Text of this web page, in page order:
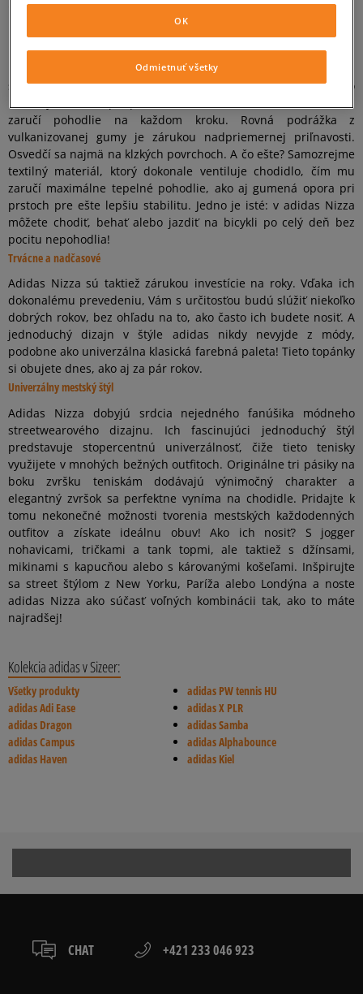
100 % pohodlie
Už dávno vieme, že najpohodlnejšie topánky na nosenie na
bežný deň sú dobre vyprofilované tenisky. Avšak model adidas
Nizza prekračuje aj naše najsmelšie očakávania! Silueta
stvorená s myšlienkou o dlhých prechádzkach a potulkách po
zaručí pohodlie na každom kroku. Rovná podrážka z
vulkanizovanej gumy je zárukou nadpriemernej priľnavosti.
Osvedčí sa najmä na klzkých povrchoch. A čo ešte? Samozrejme
textilný materiál, ktorý dokonale ventiluje chodidlo, čím mu
zaručí maximálne tepelné pohodlie, ako aj gumená opora pri
prstoch pre ešte lepšiu stabilitu. Jedno je isté: v adidas Nizza
môžete chodiť, behať alebo jazdiť na bicykli po celý deň bez
pocitu nepohodlia!
Trvácne a nadčasové
Adidas Nizza sú taktiež zárukou investície na roky. Vďaka ich
dokonalému prevedeniu, Vám s určitosťou budú slúžiť niekoľko
dobrých rokov, bez ohľadu na to, ako často ich budete nosiť. A
jednoduchý dizajn v štýle adidas nikdy nevyjde z módy,
podobne ako univerzálna klasická farebná paleta! Tieto topánky
si obujete dnes, ako aj za pár rokov.
Univerzálny mestský štýl
Adidas Nizza dobyjú srdcia nejedného fanúšika módneho
streetwearového dizajnu. Ich fascinujúci jednoduchý štýl
predstavuje stopercentnú univerzálnosť, čiže tieto tenisky
využijete v mnohých bežných outfitoch. Originálne tri pásiky na
boku zvršku teniskám dodávajú výnimočný charakter a
elegantný zvršok sa perfektne vyníma na chodidle. Pridajte k
tomu nekonečné možnosti tvorenia mestských každodenných
outfitov a získate ideálnu obuv! Ako ich nosiť? S jogger
nohavicami, tričkami a tank topmi, ale taktiež s džínsami,
mikinami s kapucňou alebo s károvanými košeľami. Inšpirujte
sa street štýlom z New Yorku, Paríža alebo Londýna a noste
adidas Nizza ako súčasť voľných kombinácii tak, ako to máte
najradšej!
Kolekcia adidas v Sizeer:
Všetky produkty
adidas Adi Ease
adidas Dragon
adidas Campus
adidas Haven
adidas PW tennis HU
adidas X PLR
adidas Samba
adidas Alphabounce
adidas Kiel
CHAT +421 233 046 923
Odmietnuť všetky
OK